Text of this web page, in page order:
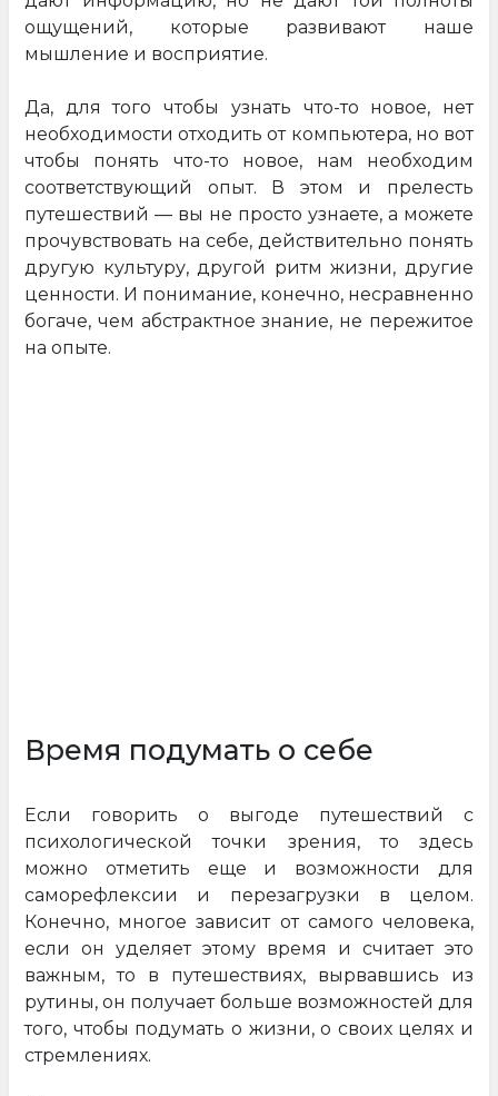
ощущений, которые развивают наше
мышление и восприятие.
Да, для того чтобы узнать что-то новое, нет
необходимости отходить от компьютера, но вот
чтобы понять что-то новое, нам необходим
соответствующий опыт. В этом и прелесть
путешествий — вы не просто узнаете, а можете
прочувствовать на себе, действительно понять
другую культуру, другой ритм жизни, другие
ценности. И понимание, конечно, несравненно
богаче, чем абстрактное знание, не пережитое
на опыте.
Время подумать о себе
Если говорить о выгоде путешествий с
психологической точки зрения, то здесь
можно отметить еще и возможности для
саморефлексии и перезагрузки в целом.
Конечно, многое зависит от самого человека,
если он уделяет этому время и считает это
важным, то в путешествиях, вырвавшись из
рутины, он получает больше возможностей для
того, чтобы подумать о жизни, о своих целях и
стремлениях.